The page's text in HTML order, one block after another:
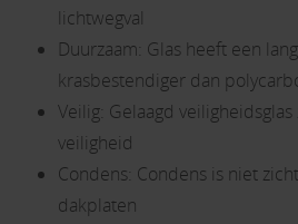
lichtwegval
Duurzaam: Glas heeft een
krasbestendiger dan
Veilig: Gelaagd
veiligheid
Condens: Condens is niet
dakplaten